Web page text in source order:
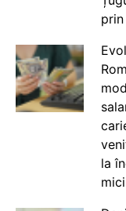
la